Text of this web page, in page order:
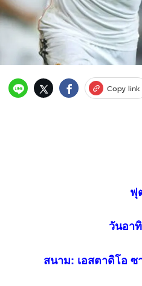
Copy link
ฟุ
วันอา
สนาม: เอสตาดิโอ ซ